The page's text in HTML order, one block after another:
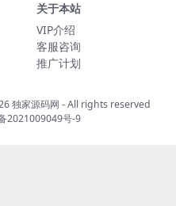
关于本站
VIP介绍
客服咨询
推广计划
独家源码网 - All rights reserved
2021009049号-9